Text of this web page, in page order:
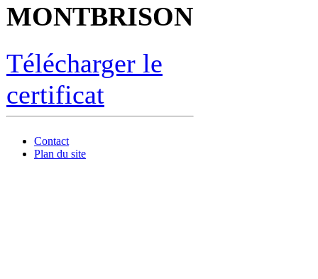
MONTBRISON
Télécharger le
certificat
Contact
Plan du site